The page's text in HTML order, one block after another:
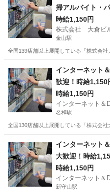
掃アルバイト・
以上1日4時間以
なので初めてでも
時給1,150円
株式会社 大倉ビ
金山駅
全国139店舗以上展開している「株式会
金山駅 清掃
インターネット
歓迎！時給
備 髪型髪色自
清掃アルバイト
時給1,150円
インターネット
名和駅
全国130店舗以上展開している「株式会
名和駅 清掃
インターネット
大歓迎！時給
完備 髪型髪色
内清掃アルバイ
時給1,150円
インターネット
新守山駅